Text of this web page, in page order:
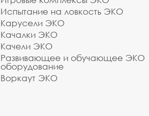
Испытание на ловкость ЭКО
Карусели ЭКО
Качалки ЭКО
Качели ЭКО
Развивающее и обучающее ЭКО
оборудование
Воркаут ЭКО